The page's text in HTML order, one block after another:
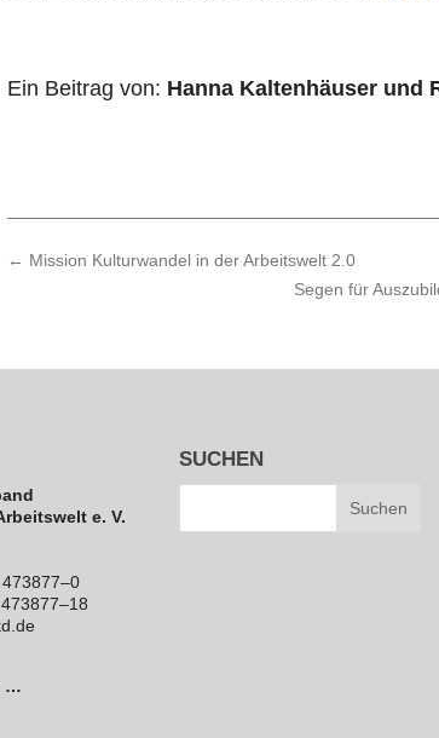
Ein Beitrag von: Hanna Kal­ten­häu­ser und
← Mission Kulturwandel in der Arbeitswelt 2.0
Segen für
e. V.
…
SUCHEN